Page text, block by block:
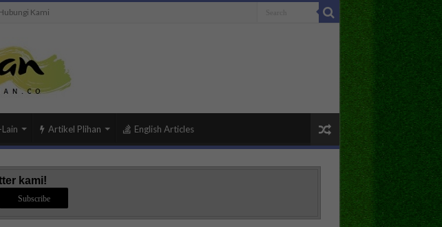
Kami
Artikel Plihan English Articles
kami!